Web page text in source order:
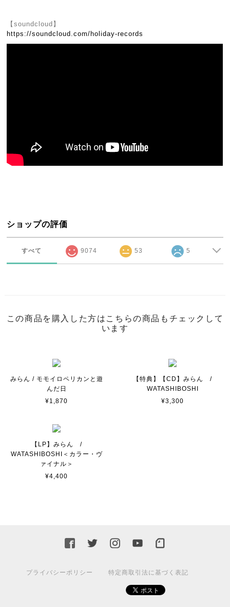
【soundcloud】
https://soundcloud.com/holiday-records
ショップの評価
すべて 9074 53 5
この商品を購入した方はこちらの商品もチェックして
います
みらん / モモイロペリカンと遊
んだ日
¥1,870
【特典】【CD】みらん /
WATASHIBOSHI
¥3,300
【LP】みらん /
WATASHIBOSHI＜カラー・ヴ
ァイナル＞
¥4,400
プライバシーポリシー 特定商取引法に基づく表記